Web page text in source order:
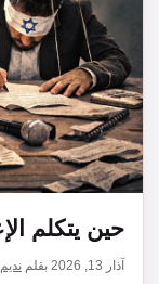
حين يتكلم
آذار 13, 2026 بقلم